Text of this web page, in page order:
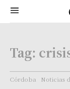
Tag:
Córdoba Noticias